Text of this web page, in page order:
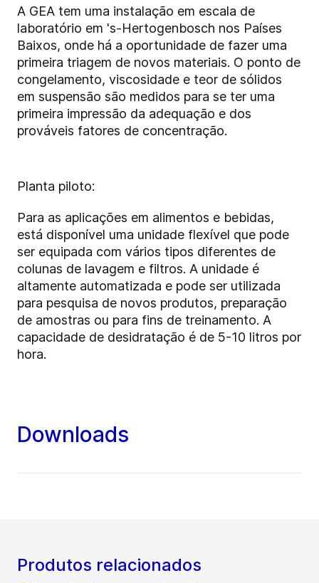
A GEA tem uma instalação em escala de
laboratório em 's-Hertogenbosch nos Países
Baixos, onde há a oportunidade de fazer uma
primeira triagem de novos materiais. O ponto de
congelamento, viscosidade e teor de sólidos
em suspensão são medidos para se ter uma
primeira impressão da adequação e dos
prováveis fatores de concentração.
Planta piloto:
Para as aplicações em alimentos e bebidas,
está disponível uma unidade flexível que pode
ser equipada com vários tipos diferentes de
colunas de lavagem e filtros. A unidade é
altamente automatizada e pode ser utilizada
para pesquisa de novos produtos, preparação
de amostras ou para fins de treinamento. A
capacidade de desidratação é de 5-10 litros por
hora.
Downloads
Produtos relacionados